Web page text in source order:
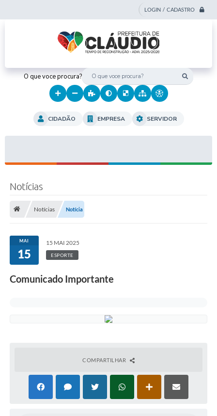
LOGIN / CADASTRO
O que voce procura?
CIDADÃO EMPRESA SERVIDOR
Notícias
Notícias Notícia
MAI
15
15 MAI 2025
ESPORTE
Comunicado Importante
COMPARTILHAR